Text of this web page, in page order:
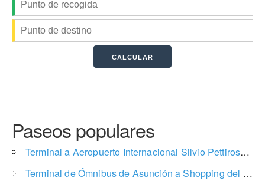
Paseos populares
Terminal a Aeropuerto Internacional Silvio Pettirossi
Terminal de Ómnibus de Asunción a Shopping del Sol